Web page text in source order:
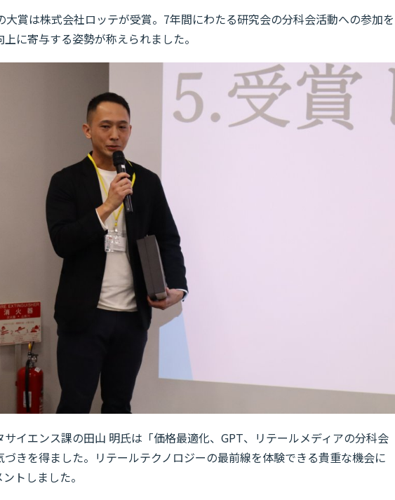
大賞は株式会社ロッテが受賞。7年間にわたる研究会の分科会活動への参加を
に寄与する姿勢が称えられました。
イエンス課の田山 明氏は「価格最適化、GPT、リテールメディアの分科会
きを得ました。リテールテクノロジーの最前線を体験できる貴重な機会に
トしました。